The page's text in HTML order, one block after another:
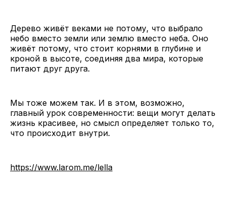
Дерево живёт веками не потому, что выбрало
небо вместо земли или землю вместо неба. Оно
живёт потому, что стоит корнями в глубине и
кроной в высоте, соединяя два мира, которые
питают друг друга.
Мы тоже можем так. И в этом, возможно,
главный урок современности: вещи могут делать
жизнь красивее, но смысл определяет только то,
что происходит внутри.
https://www.larom.me/lella